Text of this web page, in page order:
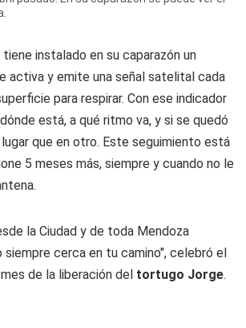
tiene instalado en su caparazón un
activa y emite una señal satelital cada
para respirar. Con ese indicador
está, a qué ritmo va, y si se quedó
que en otro. Este seguimiento está
5 meses más, siempre y cuando no le
la Ciudad y de toda Mendoza
siempre cerca en tu camino", celebró el
de la liberación del tortugo Jorge.